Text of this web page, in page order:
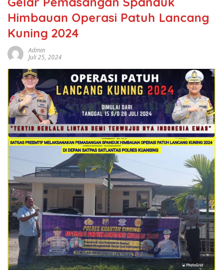
Himbauan Operasi Patuh Lancang
Kuning 2024
Admin
Juli 25, 2024